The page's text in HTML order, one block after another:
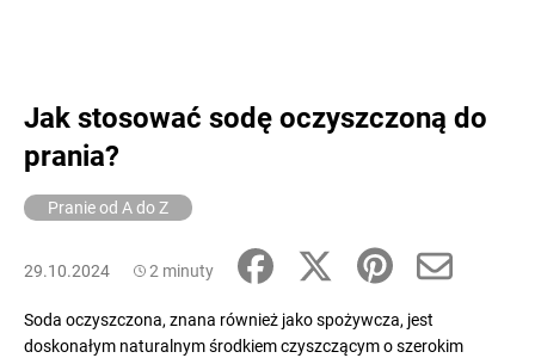
Jak stosować sodę oczyszczoną do
prania?
Pranie od A do Z
29.10.2024 2 minuty
Soda oczyszczona, znana również jako spożywcza, jest
doskonałym naturalnym środkiem czyszczącym o szerokim